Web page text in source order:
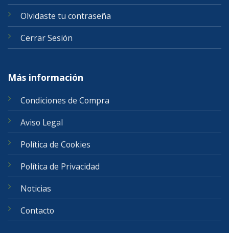
Olvidaste tu contraseña
Cerrar Sesión
Más información
Condiciones de Compra
Aviso Legal
Política de Cookies
Política de Privacidad
Noticias
Contacto